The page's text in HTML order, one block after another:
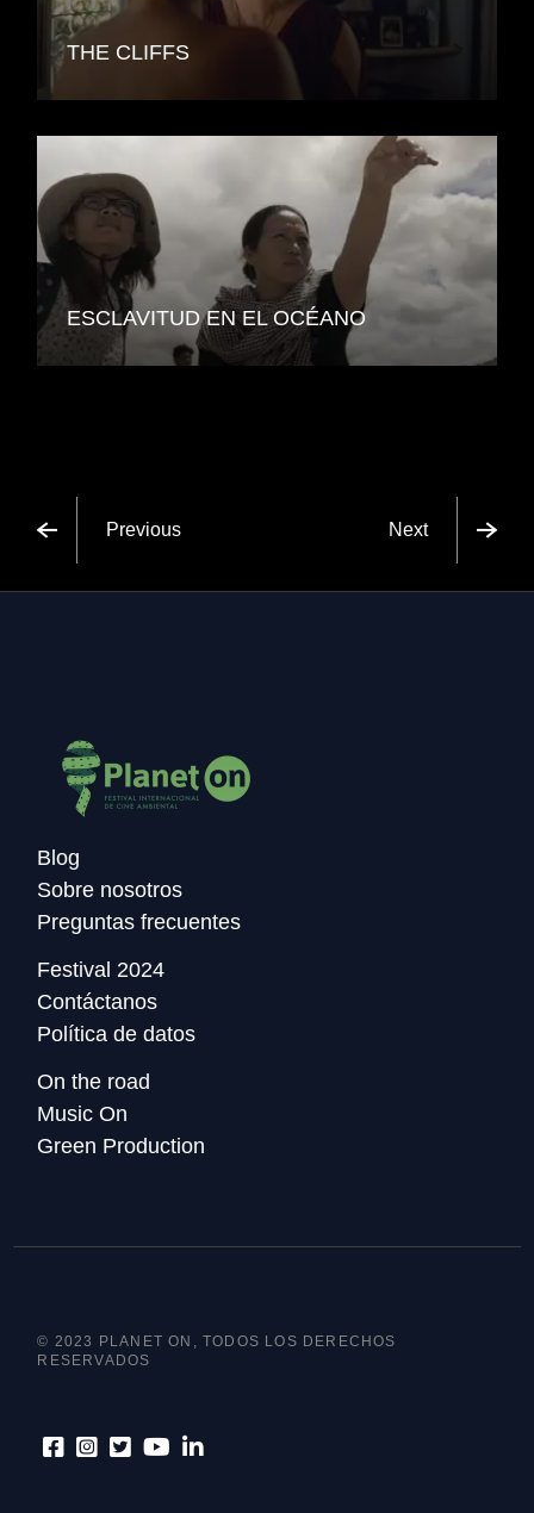
THE CLIFFS
ESCLAVITUD EN EL OCÉANO
Previous Next
Blog
Sobre nosotros
Preguntas frecuentes
Festival 2024
Contáctanos
Política de datos
On the road
Music On
Green Production
© 2023 PLANET ON, TODOS LOS DERECHOS
RESERVADOS